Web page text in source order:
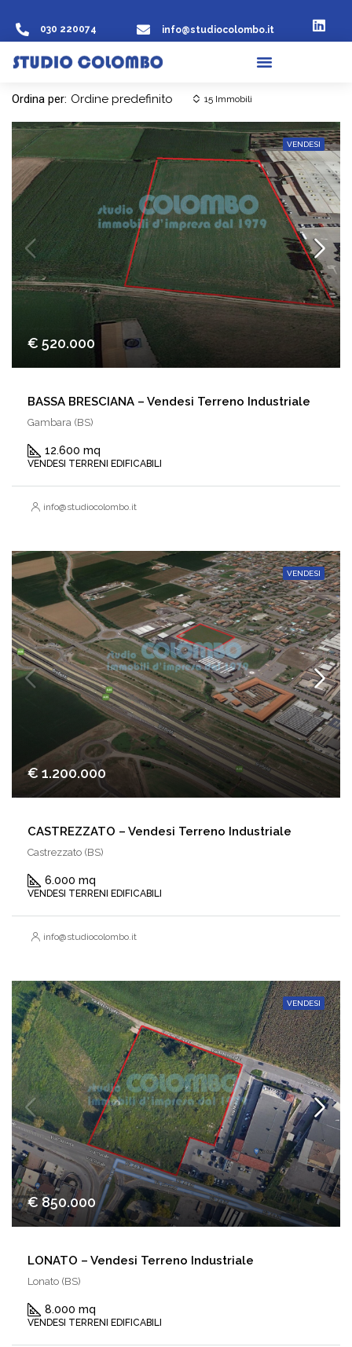
030 220074 info@studiocolombo.it
15 Immobili
Ordina per: Ordine predefinito
VENDESI
€ 520.000
BASSA BRESCIANA – Vendesi Terreno Industriale
Gambara (BS)
12.600 mq
VENDESI TERRENI EDIFICABILI
info@studiocolombo.it
VENDESI
€ 1.200.000
CASTREZZATO – Vendesi Terreno Industriale
Castrezzato (BS)
6.000 mq
VENDESI TERRENI EDIFICABILI
info@studiocolombo.it
VENDESI
€ 850.000
LONATO – Vendesi Terreno Industriale
Lonato (BS)
8.000 mq
VENDESI TERRENI EDIFICABILI